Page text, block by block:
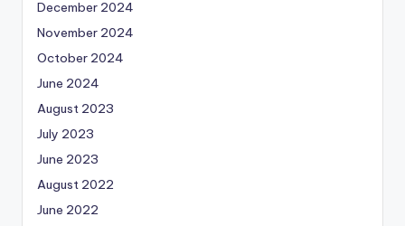
December 2024
November 2024
October 2024
June 2024
August 2023
July 2023
June 2023
August 2022
June 2022